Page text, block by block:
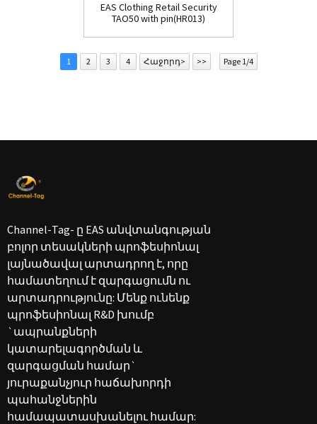
EAS Clothing Retail Security
TAO50 with pin(HR013)
1 2 3 4 Հաջորդ> >> Page 1/4
Channel-Tag- ը EAS անվտանգության
բոլոր տեսակների պրոֆեսիոնալ
լայնածավալ արտադրող է, որը
համատեղում է զարգացումն ու
արտադրությունը: Մենք ունենք
պրոֆեսիոնալ R&D խումբ
`ապրանքների
կատարելագործման և
զարգացման համար`
յուրաքանչյուր հաճախորդի
պահանջներին
համապատասխանելու համար: